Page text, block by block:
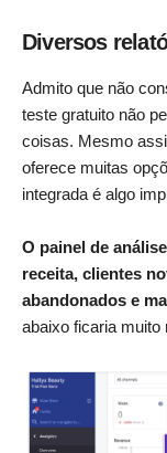
Diversos
Admito que não
teste gratuito não
coisas. Mesmo
oferece muitas
integrada é algo
O painel de
receita, clientes
abandonados e
abaixo ficaria muito